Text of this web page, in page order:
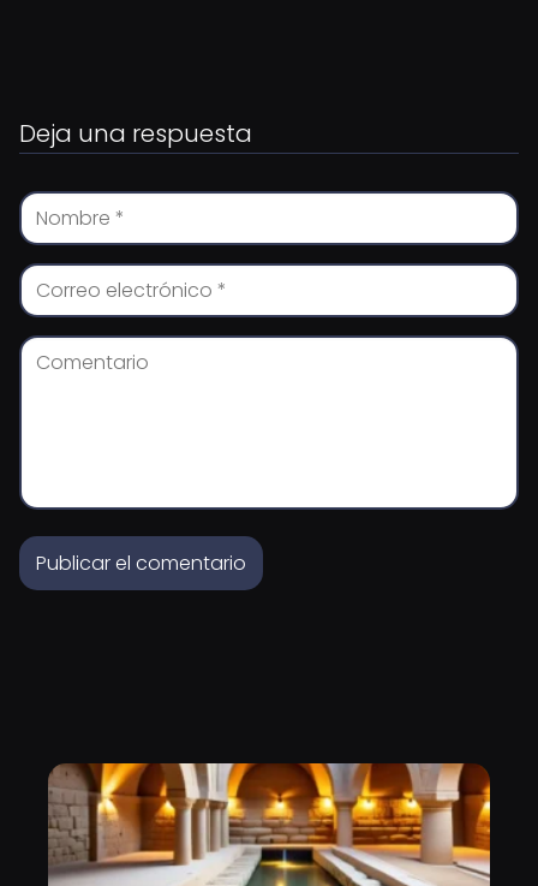
Deja una respuesta